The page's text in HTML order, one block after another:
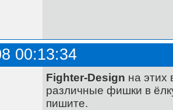
00:13:34
Fighter-Design на этих
различные фишки в
пишите.